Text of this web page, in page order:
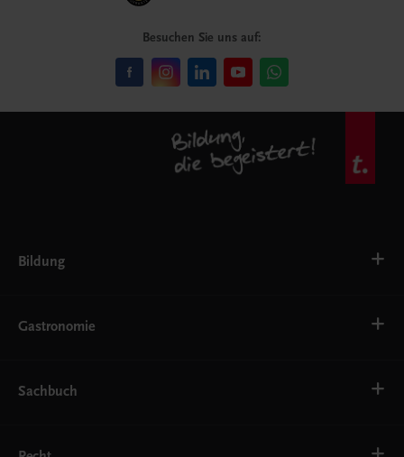
Besuchen Sie uns auf:
Bildung
AHS
EWF/ZWF
FW
Gastronomie
Getränke
Service
Sachbuch